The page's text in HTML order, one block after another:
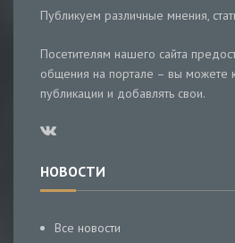
Публикуем различные мнения,
Посетителям нашего сайта
общения на портале – вы можете
публикации и добавлять свои.
НОВОСТИ
Все новости